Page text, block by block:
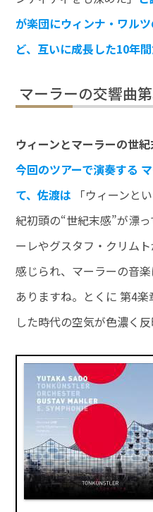
が楽団にウィンナ・ワル
ど、互いに成長した10年間
マーラーの交響曲
ウィーンとマーラーの世
今回のツアーで演奏する
て、佐渡は
「ウィーンと
紀初頭の“世紀末感”が漂
ーレやグスタフ・クリム
感じられ、マーラーの音
ありますね。とくに 第4
した時代の空気が色濃く